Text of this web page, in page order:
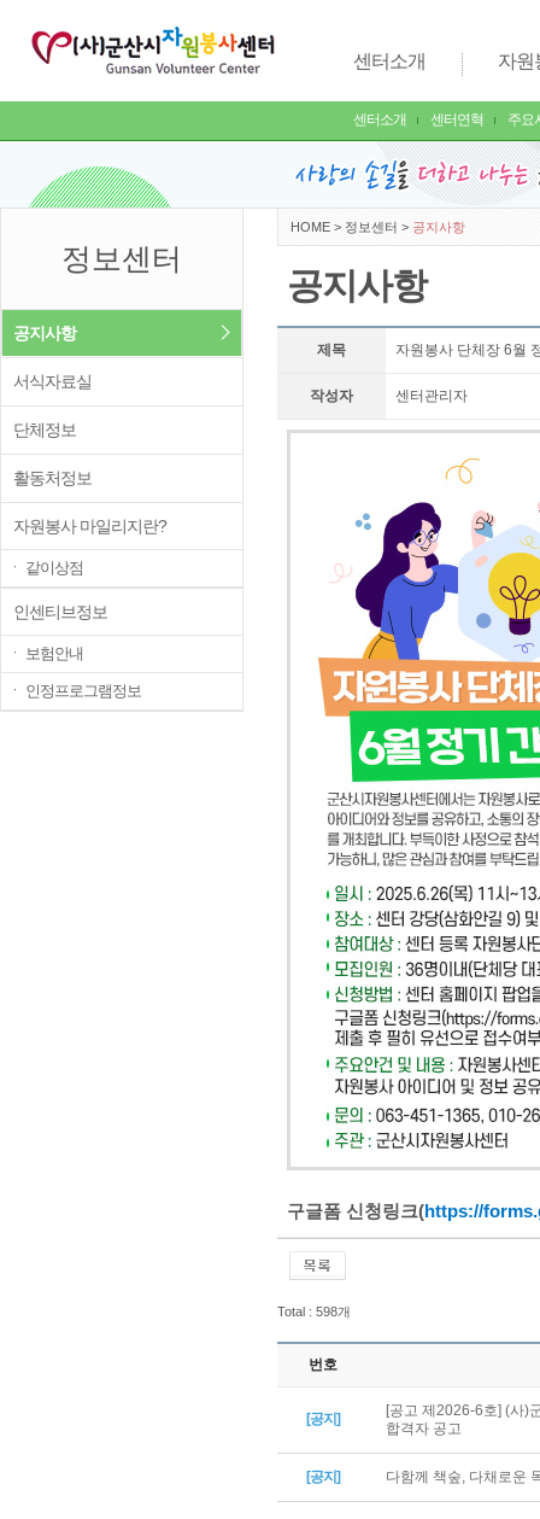
센터소개
센터소개 센터연혁 주요
자원
정보센터
공지사항
서식자료실
단체정보
활동처정보
자원봉사 마일리지란?
ㆍ 같이상점
인센티브정보
ㆍ 보험안내
ㆍ 인정프로그램정보
HOME > 정보센터 > 공지사항
공지사항
제목 자원봉사 단체장 6월
작성자 센터관리자
구글폼 신청링크(https://
Total : 598개
번호
[공지]
[공고 제2026-6호] (사)
합격자 공고
[공지] 다함께 책숲, 다채로운